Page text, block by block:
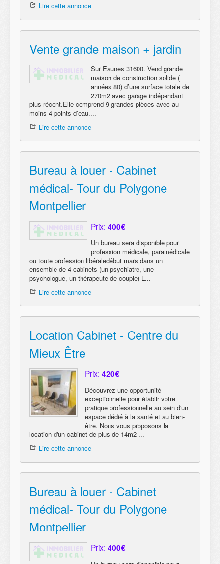
Lire cette annonce
Vente grande maison + jardin
Sur Eaunes 31600. Vend grande
maison de construction solide (
années 80) d’une surface totale de
270m2 avec garage indépendant
plus récent.Elle comprend 9 grandes pièces avec au
moins 4 points d’eau....
Lire cette annonce
Bureau à louer - Cabinet
médical- Tour du Polygone
Montpellier
Prix: 400€
Un bureau sera disponible pour
profession médicale, paramédicale
ou toute profession libéraledébut mars dans un
ensemble de 4 cabinets (un psychiatre, une
psychologue, un thérapeute de couple) L...
Lire cette annonce
Location Cabinet - Centre du
Mieux Être
Prix: 420€
Découvrez une opportunité
exceptionnelle pour établir votre
pratique professionnelle au sein d'un
espace dédié à la santé et au bien-
être. Nous vous proposons la
location d'un cabinet de plus de 14m2 ...
Lire cette annonce
Bureau à louer - Cabinet
médical- Tour du Polygone
Montpellier
Prix: 400€